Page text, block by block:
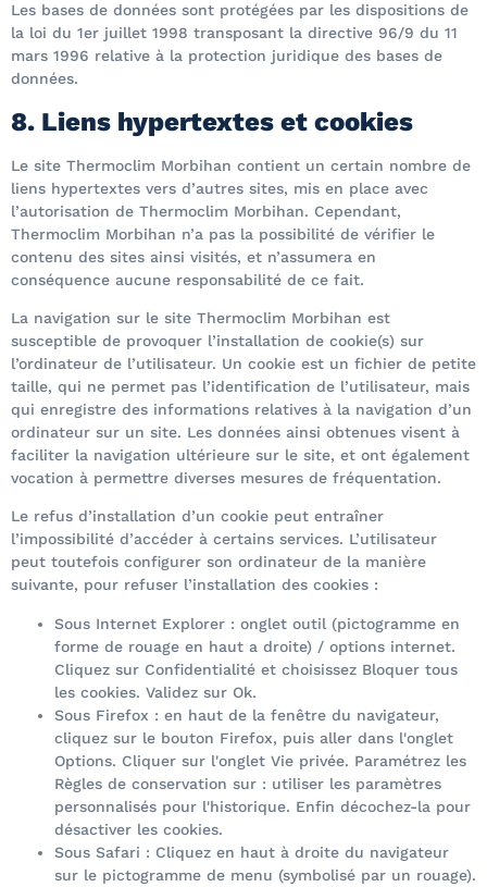
Les bases de données sont protégées par les dispositions de
la loi du 1er juillet 1998 transposant la directive 96/9 du 11
mars 1996 relative à la protection juridique des bases de
données.
8. Liens hypertextes et cookies
Le site Thermoclim Morbihan contient un certain nombre de
liens hypertextes vers d’autres sites, mis en place avec
l’autorisation de Thermoclim Morbihan. Cependant,
Thermoclim Morbihan n’a pas la possibilité de vérifier le
contenu des sites ainsi visités, et n’assumera en
conséquence aucune responsabilité de ce fait.
La navigation sur le site Thermoclim Morbihan est
susceptible de provoquer l’installation de cookie(s) sur
l’ordinateur de l’utilisateur. Un cookie est un fichier de petite
taille, qui ne permet pas l’identification de l’utilisateur, mais
qui enregistre des informations relatives à la navigation d’un
ordinateur sur un site. Les données ainsi obtenues visent à
faciliter la navigation ultérieure sur le site, et ont également
vocation à permettre diverses mesures de fréquentation.
Le refus d’installation d’un cookie peut entraîner
l’impossibilité d’accéder à certains services. L’utilisateur
peut toutefois configurer son ordinateur de la manière
suivante, pour refuser l’installation des cookies :
Sous Internet Explorer : onglet outil (pictogramme en
forme de rouage en haut a droite) / options internet.
Cliquez sur Confidentialité et choisissez Bloquer tous
les cookies. Validez sur Ok.
Sous Firefox : en haut de la fenêtre du navigateur,
cliquez sur le bouton Firefox, puis aller dans l'onglet
Options. Cliquer sur l'onglet Vie privée. Paramétrez les
Règles de conservation sur : utiliser les paramètres
personnalisés pour l'historique. Enfin décochez-la pour
désactiver les cookies.
Sous Safari : Cliquez en haut à droite du navigateur
sur le pictogramme de menu (symbolisé par un rouage).